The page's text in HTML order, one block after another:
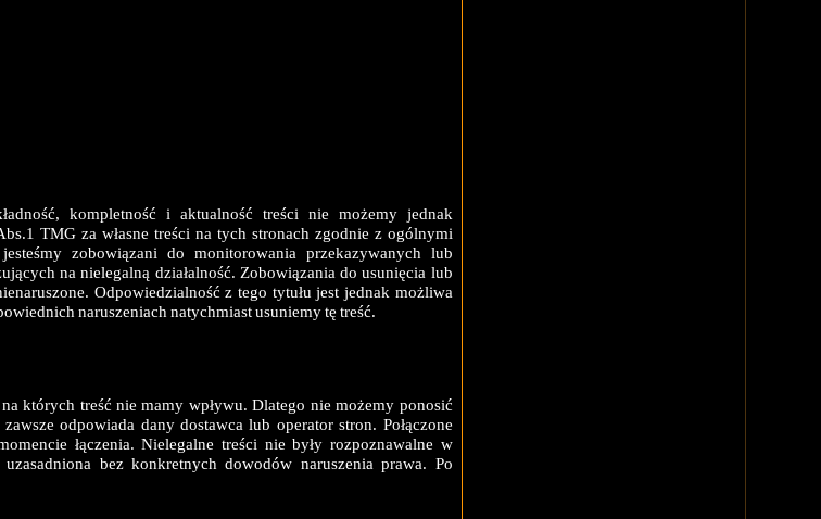
kompletność i aktualność treści nie możemy jednak
TMG za własne treści na tych stronach zgodnie z ogólnymi
zobowiązani do monitorowania przekazywanych lub
na nielegalną działalność. Zobowiązania do usunięcia lub
Odpowiedzialność z tego tytułu jest jednak możliwa
naruszeniach natychmiast usuniemy tę treść.
których treść nie mamy wpływu. Dlatego nie możemy ponosić
odpowiada dany dostawca lub operator stron. Połączone
łączenia. Nielegalne treści nie były rozpoznawalne w
bez konkretnych dowodów naruszenia prawa. Po